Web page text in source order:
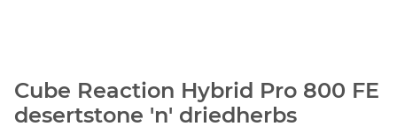
Cube Reaction Hybrid Pro 800 FE
desertstone 'n' driedherbs